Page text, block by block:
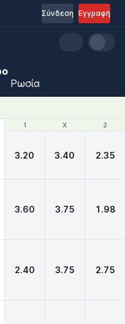
Εγγραφή
Σύνδεση
Ρωσία
1 X 2
1 X 2
3.20 3.40 2.35
3.60 3.75 1.98
2.40 3.75 2.75